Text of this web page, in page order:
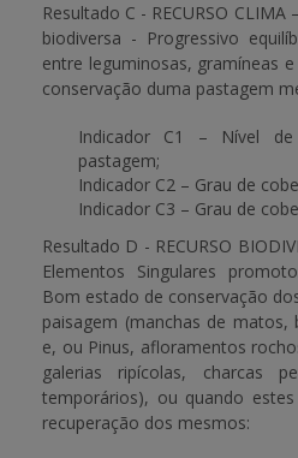
Resultado C - RECURSO
biodiversa - Progressivo
entre leguminosas, gramíneas
conservação duma pastagem
Indicador C1 – Nível
pastagem;
Indicador C2 – Grau de
Indicador C3 – Grau de
Resultado D - RECURSO
Elementos Singulares
Bom estado de conservação
paisagem (manchas de matos,
e, ou Pinus, afloramentos
galerias ripícolas, charcas
temporários), ou quando
recuperação dos mesmos: